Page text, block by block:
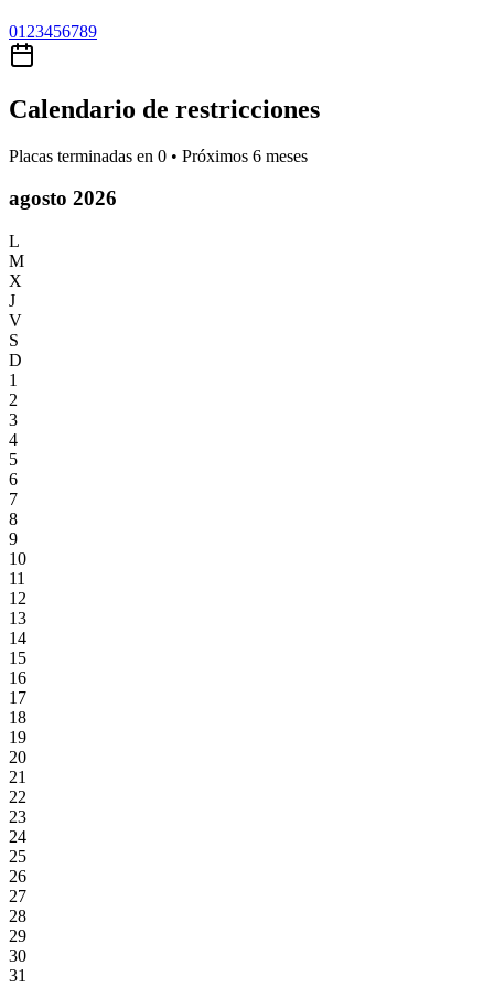
01 23456789
Calendario de restricciones
Placas terminadas en 0 • Próximos 6 meses
agosto 2026
L
M
X
J
V
S
D
1
2
3
4
5
6
7
8
9
10
11
12
13
14
15
16
17
18
19
20
21
22
23
24
25
26
27
28
29
30
31